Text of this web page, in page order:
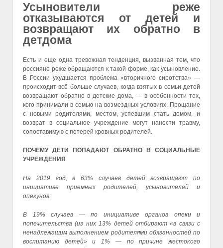
Усыновители реже
отказываются от детей и
возвращают их обратно в
детдома
Есть и еще одна тревожная тенденция, вызванная тем, что
россияне реже обращаются к такой форме, как усыновление.
В России ухудшается проблема «вторичного сиротства» —
происходит всё больше случаев, когда взятых в семьи детей
возвращают обратно в детские дома, — в особенности тех,
кого принимали в семью на возмездных условиях. Прощание
с новыми родителями, местом, успевшим стать домом, и
возврат в социальное учреждение могут нанести травму,
сопоставимую с потерей кровных родителей.
ПОЧЕМУ ДЕТИ ПОПАДАЮТ ОБРАТНО В СОЦИАЛЬНЫЕ
УЧРЕЖДЕНИЯ
На 2019 год, в 63% случаев детей возвращают по
инициативе приемных родителей, усыновителей и
опекунов.
В 19% случаев — по инициативе органов опеки и
попечительства (из них 13% детей отбирают «в связи с
ненадлежащим выполнением родителями обязанностей по
воспитанию детей» и 1% — по причине жестокого